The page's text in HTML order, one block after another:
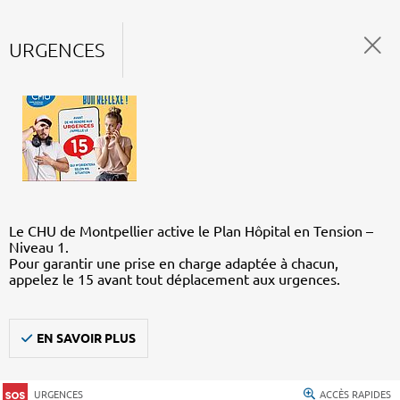
URGENCES
Le CHU de Montpellier active le Plan Hôpital en Tension –
Niveau 1.
Pour garantir une prise en charge adaptée à chacun,
appelez le 15 avant tout déplacement aux urgences.
EN SAVOIR PLUS
URGENCES ACCÈS RAPIDES